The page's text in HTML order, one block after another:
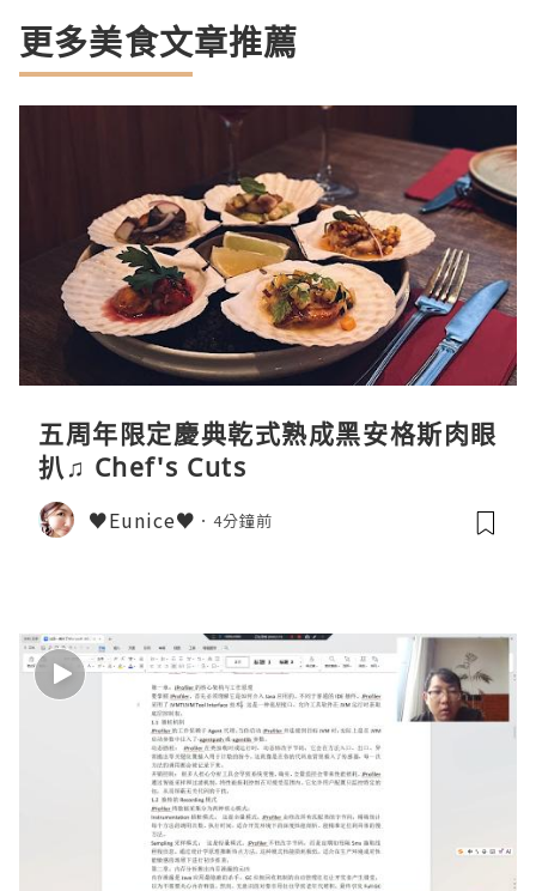
更多美食文章推薦
五周年限定慶典乾式熟成黑安格斯肉眼
扒♫ Chef's Cuts
♥Eunice♥ 4分鐘前